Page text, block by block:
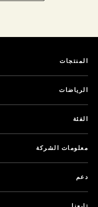
المنتجات
الرياضات
الفئة
معلومات الشركة
دعم